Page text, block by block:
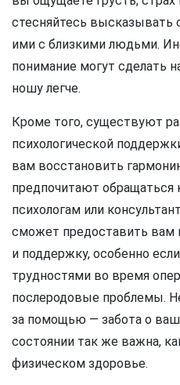
стесняйтесь высказывать
ими с близкими людьми.
понимание могут сделать
ношу легче.
Кроме того, существуют
психологической
вам восстановить
предпочитают обращаться
психологам или
сможет предоставить
и поддержку, особенно
трудностями во время
послеродовые проблемы.
за помощью — забота о
состоянии так же важна,
физическом здоровье.